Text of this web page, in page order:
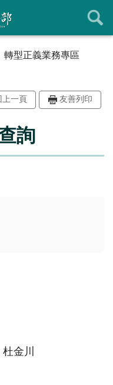
轉型正義業務專區
上一頁 友善列印
詢
金川